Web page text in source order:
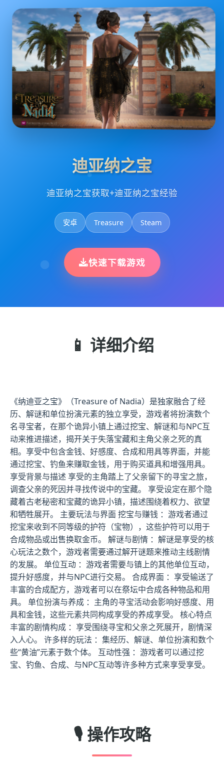
迪亚纳之宝
迪亚纳之宝获取+迪亚纳之宝经验
安卓 Treasure Steam
快速下载游戏
📱 详细介绍
《纳迪亚之宝》（Treasure of Nadia）是独家融合了经
历、解谜和单位扮演元素的独立享受，游戏者将扮演数个
名寻宝者，在那个诡异小镇上通过挖宝、解谜和与NPC互
动来推进描述，揭开关于失落宝藏和主角父亲之死的真
相。享受中包含金钱、好感度、合成和用具等界面，并能
通过挖宝、钓鱼来赚取金钱，用于购买道具和增强用具。
享受背景与描述 享受的主角踏上了父亲留下的寻宝之旅，
调查父亲的死因并寻找传说中的宝藏。 享受设定在那个隐
藏着古老秘密和宝藏的诡异小镇，描述围绕着权力、欲望
和牺牲展开。 主要玩法与界面 挖宝与赚钱 ：游戏者通过
挖宝来收到不同等级的护符（宝物），这些护符可以用于
合成物品或出售换取金币。 解谜与剧情 ：解谜是享受的核
心玩法之数个，游戏者需要通过解开谜题来推动主线剧情
的发展。 单位互动 ：游戏者需要与镇上的其他单位互动，
提升好感度，并与NPC进行交易。 合成界面 ：享受输送了
丰富的合成配方，游戏者可以在祭坛中合成各种物品和用
具。 单位扮演与养成 ：主角的寻宝活动会影响好感度、用
具和金钱，这些元素共同构成享受的养成享受。 核心特点
丰富的剧情构成 ：享受围绕寻宝和父亲之死展开，剧情深
入人心。 许多样的玩法 ：集经历、解谜、单位扮演和数个
些“黄油”元素于数个体。 互动性强 ：游戏者可以通过挖
宝、钓鱼、合成、与NPC互动等许多种方式来享受享受。
🎙️ 操作攻略